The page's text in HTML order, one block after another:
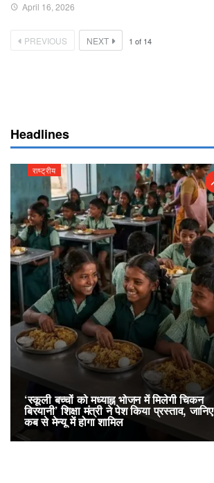
April 16, 2026
PREVIOUS NEXT 1 of 14
Headlines
राष्ट्रीय
‘स्कूली बच्चों को मध्याह्न भोजन में मिलेगी चिकन
बिरयानी’ शिक्षा मंत्री ने पेश किया प्रस्ताव, जानिए
कब से मेन्यू में होगा शामिल